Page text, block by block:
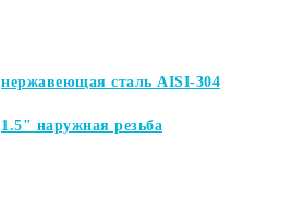
нержавеющая сталь AISI-304
1.5" наружная резьба